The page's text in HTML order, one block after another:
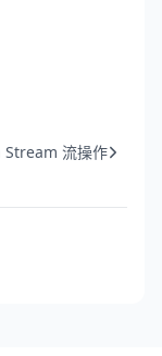
Stream 流操作